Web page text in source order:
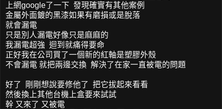
上網google了一下 發現確實有其他案例
金屬外面鍍的黑漆如果有磨損或是脫落
就會漏電
只是別人漏電好像只是麻麻的
我漏電超強 迴到就痛得要命
正好我在公司買了一個新的紅軸是塑膠外殼
不會漏電 就把兩邊交換 解決了在家一直被電的問題
好了 剛剛想說要修他了 把它拔起來看看
然後換上其他台機上盒要來試試
幹 又來了 又被電